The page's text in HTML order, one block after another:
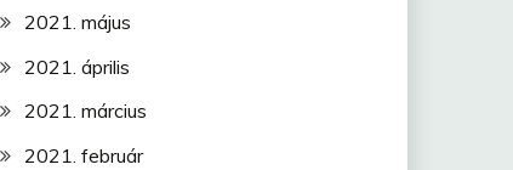
2021. május
2021. április
2021. március
2021. február